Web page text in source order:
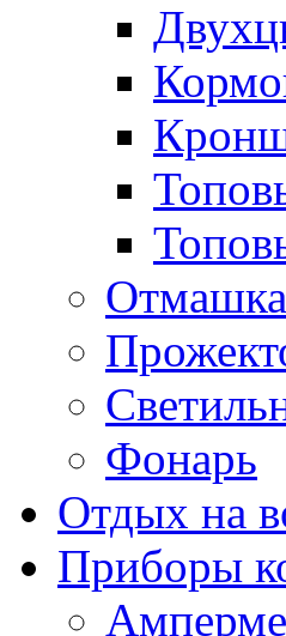
Отмашка
Фонарь
Отдых на
Приборы